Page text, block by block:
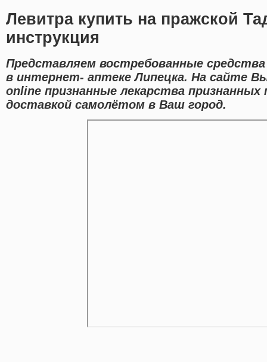
Левитра купить на пражской
инструкция
Представляем востребованные
в интернет- аптеке Липецка. На сайте
online признанные лекарства
доставкой самолётом в Ваш город.